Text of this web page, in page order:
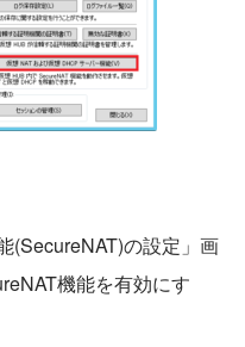
(SecureNAT)の設定」画
機能を有効にす